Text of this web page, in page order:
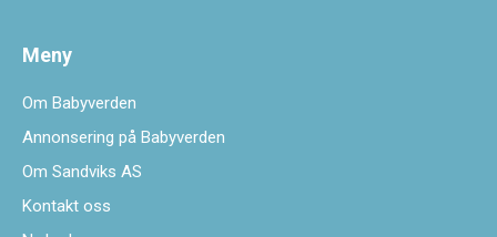
Meny
Om Babyverden
Annonsering på Babyverden
Om Sandviks AS
Kontakt oss